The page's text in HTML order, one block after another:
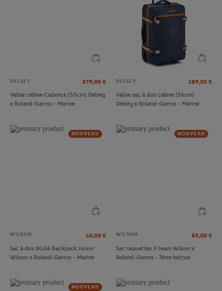
DELSEY 379,00 €
Valise cabine Cadence (55cm) Delsey
x Roland-Garros - Marine
DELSEY 189,00 €
Valise sac à dos cabine (56cm)
Delsey x Roland-Garros - Marine
NOUVEAU
WILSON 40,00 €
Sac à dos RG26 Backpack Junior
Wilson x Roland-Garros - Marine
NOUVEAU
WILSON 65,00 €
Sac raquettes 3 team Wilson x
Roland-Garros - Terre battue
NOUVEAU